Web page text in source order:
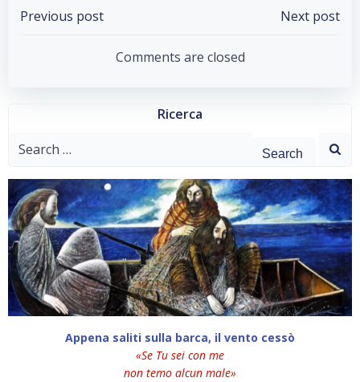
Post
navigation
Previous post
navigation
Next post
Comments are closed
Ricerca
Search
Appena saliti sulla barca, il vento cessò
«Se Tu sei con me
non temo alcun male»